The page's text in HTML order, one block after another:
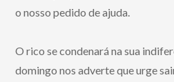
o nosso pedido de ajuda.
O rico se condenará na sua
domingo nos adverte que urge